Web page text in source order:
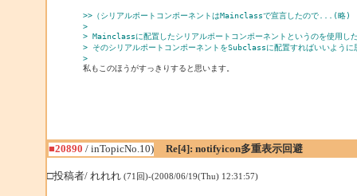
>>（シリアルポートコンポーネントはMainclassで宣言したので...(略)
>
> Mainclassに配置したシリアルポートコンポーネントというのを使用し
> そのシリアルポートコンポーネントをSubclassに配置すればいいように
>
■20890 / inTopicNo.10) Re[4]: notifyicon多重表示回避
□投稿者/ れれれ (71回)-(2008/06/19(Thu) 12:31:57)